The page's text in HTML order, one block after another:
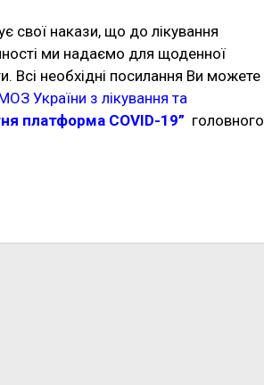
свої накази, що до лікування
ми надаємо для щоденної
Всі необхідні посилання Ви можете
України з лікування та
платформа COVID-19” головного